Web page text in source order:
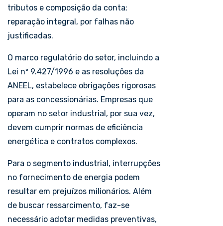
tributos e composição da conta;
reparação integral, por falhas não
justificadas.
O marco regulatório do setor, incluindo a
Lei nº 9.427/1996 e as resoluções da
ANEEL, estabelece obrigações rigorosas
para as concessionárias. Empresas que
operam no setor industrial, por sua vez,
devem cumprir normas de eficiência
energética e contratos complexos.
Para o segmento industrial, interrupções
no fornecimento de energia podem
resultar em prejuízos milionários. Além
de buscar ressarcimento, faz-se
necessário adotar medidas preventivas,